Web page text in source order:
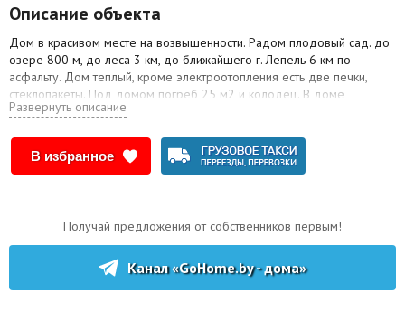
Описание объекта
Дом в красивом месте на возвышенности. Радом плодовый сад. до
озере 800 м, до леса 3 км, до ближайшего г. Лепель 6 км по
асфальту. Дом теплый, кроме электроотопления есть две печки,
стеклопакеты. Под домом погреб 25 м2 и колодец. В доме
центральное водоснабжение, туалет с выгребной ямой, душевая
к проживанию.
Звонить по доп. телефону Татьяне.
Развернуть описание
В избранное
Канал «GoHome.by - дома»
Получай предложения от собственников первым!